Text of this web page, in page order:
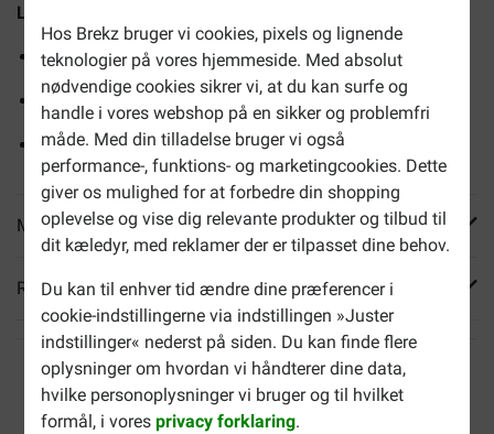
Hos Brekz bruger vi cookies, pixels og lignende
teknologier på vores hjemmeside. Med absolut
nødvendige cookies sikrer vi, at du kan surfe og
handle i vores webshop på en sikker og problemfri
måde. Med din tilladelse bruger vi også
performance-, funktions- og marketingcookies. Dette
giver os mulighed for at forbedre din shopping
oplevelse og vise dig relevante produkter og tilbud til
dit kæledyr, med reklamer der er tilpasset dine behov.
Du kan til enhver tid ændre dine præferencer i
cookie-indstillingerne via indstillingen »Juster
indstillinger« nederst på siden. Du kan finde flere
oplysninger om hvordan vi håndterer dine data,
hvilke personoplysninger vi bruger og til hvilket
formål, i voresprivacy forklaring.
Læder politisnor sort
Justerbar snor
Læder af høj kvalitet
Let at fastgøre
Mere info
Reviews